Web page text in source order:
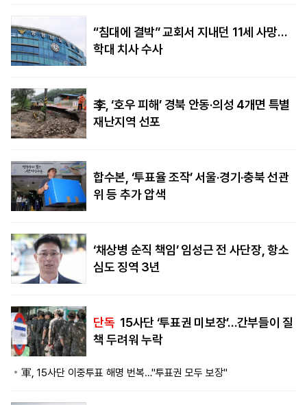
“침대에 결박” 교회서 지내던 11세 사망…
학대 치사 수사
李, ‘호우 피해’ 경북 안동·의성 4개면 특별
재난지역 선포
합수본, ‘투표율 조작’ 서울·경기·충북 선관
위 등 추가 압색
‘채상병 순직 책임’ 임성근 전 사단장, 항소
심도 징역 3년
단독 15사단 ‘투표권 미보장’…간부들이 질
책 두려워 누락
軍, 15사단 이중투표 해명 번복…"투표권 모두 보장"